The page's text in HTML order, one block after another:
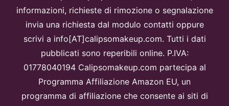
informazioni, richieste di rimozione o segnalazione
invia una richiesta dal modulo contatti oppure
scrivi a info[AT]calipsomakeup.com. Tutti i dati
pubblicati sono reperibili online. P.IVA:
01778040194 Calipsomakeup.com partecipa al
Programma Affiliazione Amazon EU, un
programma di affiliazione che consente ai siti di